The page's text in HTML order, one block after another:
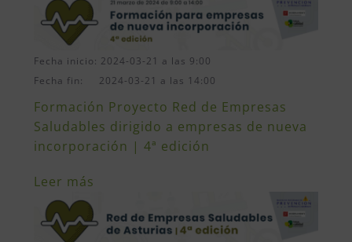
Fecha inicio: 2024-03-21 a las 9:00
Fecha fin: 2024-03-21 a las 14:00
Formación Proyecto Red de Empresas
Saludables dirigido a empresas de nueva
incorporación | 4ª edición
Leer más